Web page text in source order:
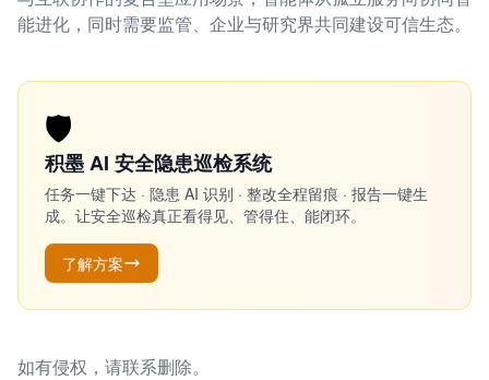
能进化，同时需要监管、企业与研究界共同建设可信生态。
🛡️
积墨 AI 安全隐患巡检系统
任务一键下达 · 隐患 AI 识别 · 整改全程留痕 · 报告一键生
成。让安全巡检真正看得见、管得住、能闭环。
了解方案
如有侵权，请联系删除。